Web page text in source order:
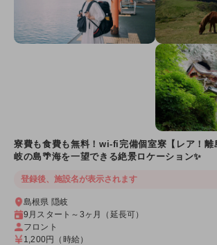
寮費も食費も無料！wi-fi完備個室寮【レア！離
岐の島🌴海を一望できる絶景ロケーション✨
登録後、施設名が表示されます
島根県 隠岐
9月スタート～3ヶ月（延長可）
フロント
1,200円 （時給）